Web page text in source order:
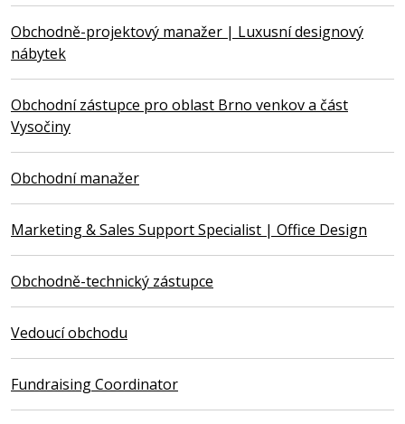
Obchodně-projektový manažer | Luxusní designový
nábytek
Obchodní zástupce pro oblast Brno venkov a část
Vysočiny
Obchodní manažer
Marketing & Sales Support Specialist | Office Design
Obchodně-technický zástupce
Vedoucí obchodu
Fundraising Coordinator